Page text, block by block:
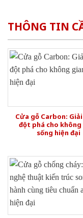
THÔNG TIN
Cửa gỗ Carbon:
đột phá cho không
sống hiện đại